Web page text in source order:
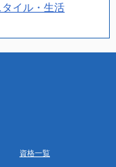
イル・生活
資格一覧